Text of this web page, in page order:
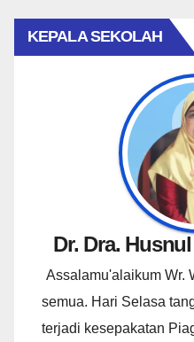
KEPALA SEKOLAH
Dr. Dra.
Assalamu'alaikum Wr.
semua. Hari Selasa
terjadi kesepakatan